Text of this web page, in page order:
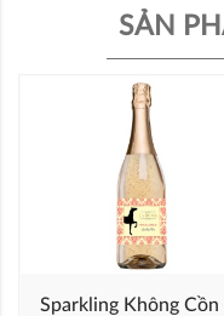
SẢN
Sparkling Không Cồn